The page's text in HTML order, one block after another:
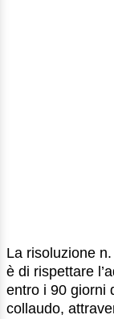
La risoluzione
è di rispettare
entro i 90 giorni
collaudo,